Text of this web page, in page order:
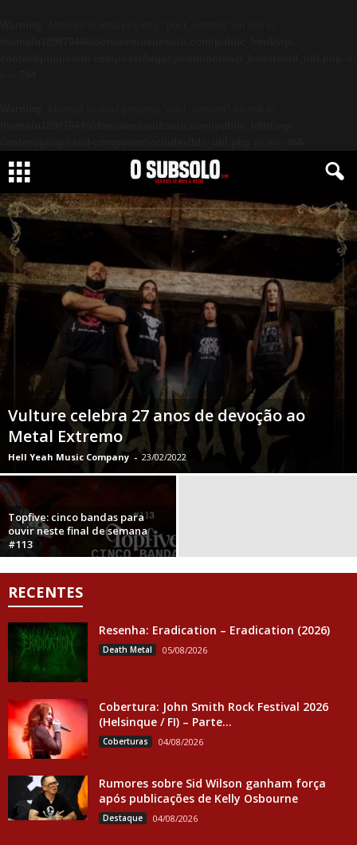
Vulture celebra 27 anos de devoção ao
Metal Extremo
Hell Yeah Music Company - 23/02/2022
Topfive: cinco bandas para
ouvir neste final de semana
#113
RECENTES
Resenha: Eradication – Eradication (2026)
Death Metal 05/08/2026
Cobertura: John Smith Rock Festival 2026
(Helsinque / FI) – Parte...
Coberturas 04/08/2026
Rumores sobre Sid Wilson ganham força
após publicações de Kelly Osbourne
Destaque 04/08/2026